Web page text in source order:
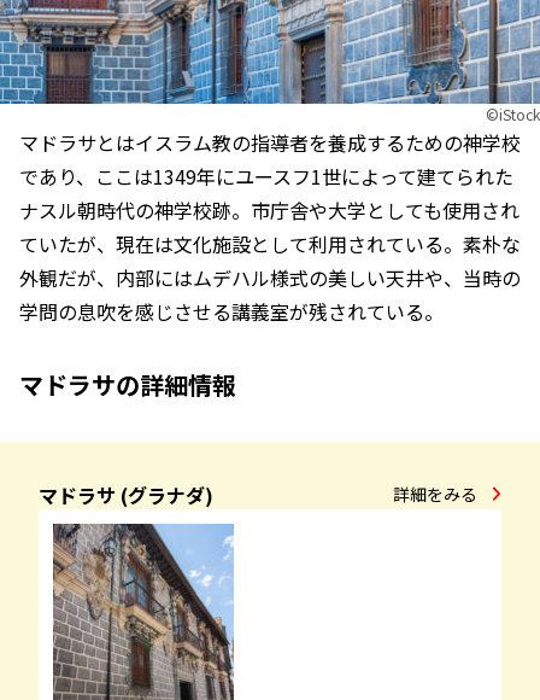
©︎iStock
マドラサとはイスラム教の指導者を養成するための神学校
であり、ここは1349年にユースフ1世によって建てられた
ナスル朝時代の神学校跡。市庁舎や大学としても使用され
ていたが、現在は文化施設として利用されている。素朴な
外観だが、内部にはムデハル様式の美しい天井や、当時の
学問の息吹を感じさせる講義室が残されている。
マドラサの詳細情報
マドラサ (グラナダ) 詳細をみる